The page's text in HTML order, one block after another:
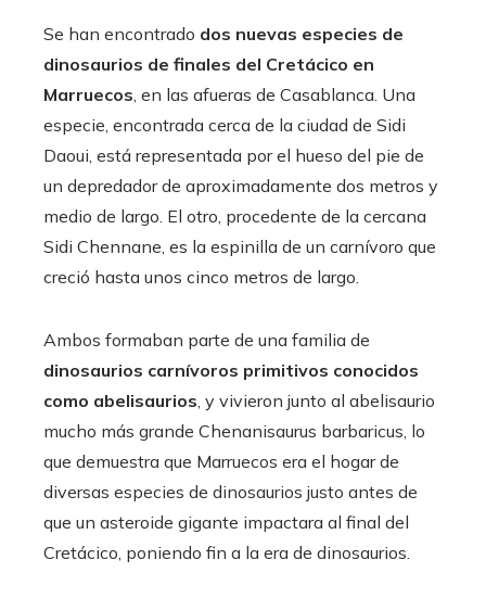
Se han encontrado dos nuevas especies de
dinosaurios de finales del Cretácico en
Marruecos, en las afueras de Casablanca. Una
especie, encontrada cerca de la ciudad de Sidi
Daoui, está representada por el hueso del pie de
un depredador de aproximadamente dos metros y
medio de largo. El otro, procedente de la cercana
Sidi Chennane, es la espinilla de un carnívoro que
creció hasta unos cinco metros de largo.
Ambos formaban parte de una familia de
dinosaurios carnívoros primitivos conocidos
como abelisaurios, y vivieron junto al abelisaurio
mucho más grande Chenanisaurus barbaricus, lo
que demuestra que Marruecos era el hogar de
diversas especies de dinosaurios justo antes de
que un asteroide gigante impactara al final del
Cretácico, poniendo fin a la era de dinosaurios.